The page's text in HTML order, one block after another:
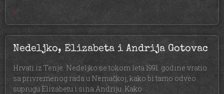
»
Nedeljko, Elizabeta i Andrija Gotovac
Hrvati iz Tenje. Nedeljko se tokom leta 1991. godine vratio
sa privremenog rada u Nemačkoj, kako bi tamo odveo
suprugu Elizabetu i sina Andriju. Kako